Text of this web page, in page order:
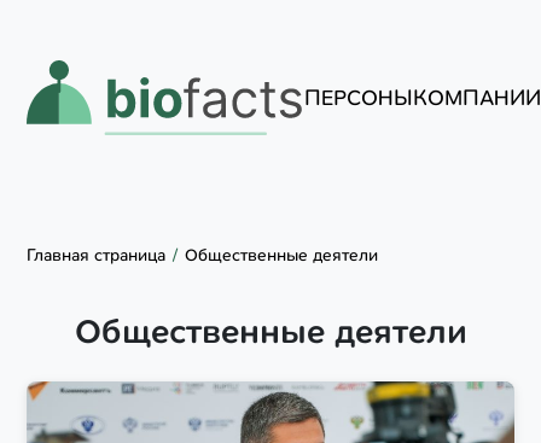
ПЕРСОНЫКОМПАНИИ
Главная страница Общественные деятели
Общественные деятели